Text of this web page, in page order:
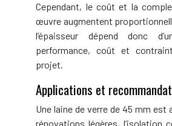
Cependant, le coût et la
œuvre augmentent
l’épaisseur dépend donc
performance, coût et
projet.
Applications et
Une laine de verre de 45 mm est
rénovations légères, l’isolation